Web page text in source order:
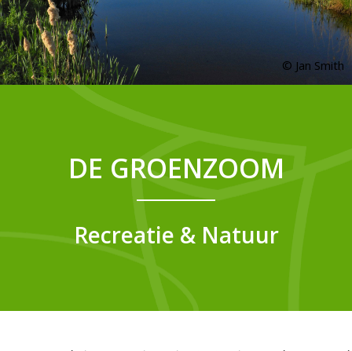
© Jan Smith
DE GROENZOOM
Recreatie & Natuur